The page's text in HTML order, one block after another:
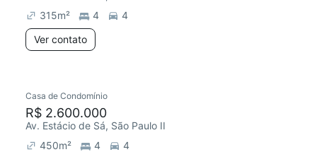
315m² 4
4
Ver contato
Casa de Condomínio
R$ 2.600.000
Av. Estácio de Sá, São Paulo II
450m² 4
4